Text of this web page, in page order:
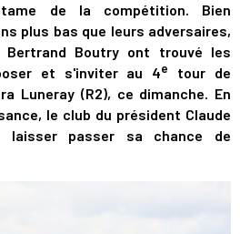
de la compétition. Bien
plus bas que leurs adversaires,
Boutry ont trouvé les
et s'inviter au 4e
tour de
Luneray (R2), ce dimanche. En
le club du président Claude
laisser passer sa chance de